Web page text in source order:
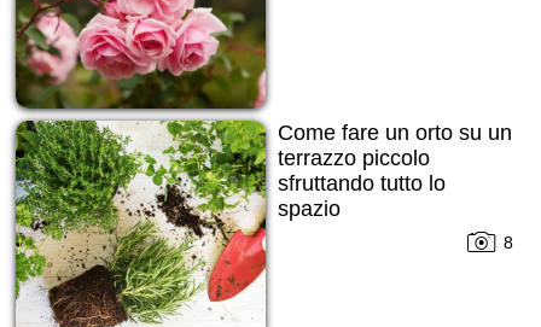
Come fare un orto su un
terrazzo piccolo
sfruttando tutto lo
spazio
8